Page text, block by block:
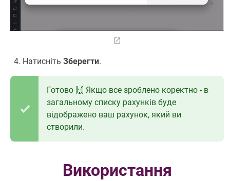
Натисніть Зберегти.
Готово 🙌 Якщо все зроблено коректно - в
загальному списку рахунків буде
відображено ваш рахунок, який ви
створили.
Використання